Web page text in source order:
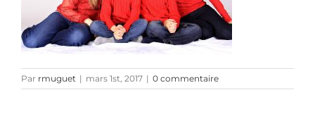
Par rmuguet | mars 1st, 2017 | 0 commentaire